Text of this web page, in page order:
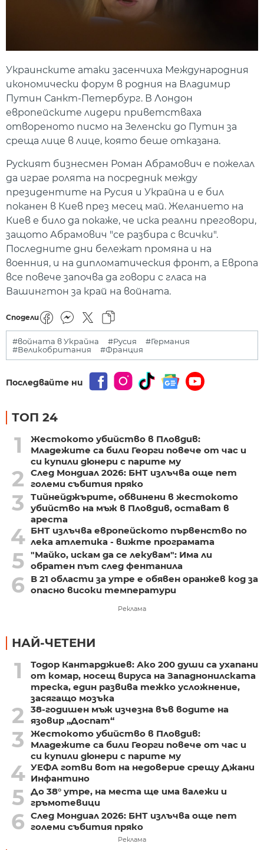
Украинските атаки засенчиха Международния
икономически форум в родния на Владимир
Путин Санкт-Петербург. В Лондон
европейските лидери приветстваха
отвореното писмо на Зеленски до Путин за
среща лице в лице, която беше отказана.
Руският бизнесмен Роман Абрамович е пожелал
да играе ролята на посредник между
президентите на Русия и Украйна и е бил
поканен в Киев през месец май. Желанието на
Киев е било да покаже, че иска реални преговори,
защото Абрамович "се разбира с всички".
Последните дни бележат промяна и на
военния, и на дипломатическия фронт, а Европа
все повече започва да говори с гласа на
Вашингтон за край на войната.
Сподели
#войната в Украйна #Русия
#Германия
#Великобритания
#Франция
Последвайте ни
ТОП 24
1
Жестокото убийство в Пловдив:
Младежите са били Георги повече от час и
си купили дюнери с парите му
2
След Мондиал 2026: БНТ излъчва още пет
големи събития пряко
3
Тийнейджърите, обвинени в жестокото
убийство на мъж в Пловдив, остават в
ареста
4 БНТ излъчва европейското първенство по
лека атлетика - вижте програмата
5 "Майко, искам да се лекувам": Има ли
обратен път след фентанила
6
В 21 области за утре е обявен оранжев код за
опасно високи температури
Реклама
НАЙ-ЧЕТЕНИ
1
Тодор Кантарджиев: Ако 200 души са ухапани
от комар, носещ вируса на Западнонилската
треска, един развива тежко усложнение,
засягащо мозъка
2
38-годишен мъж изчезна във водите на
язовир „Доспат“
3
Жестокото убийство в Пловдив:
Младежите са били Георги повече от час и
си купили дюнери с парите му
4 УЕФА готви вот на недоверие срещу Джани
Инфантино
5 До 38° утре, на места ще има валежи и
гръмотевици
6 След Мондиал 2026: БНТ излъчва още пет
големи събития пряко
Реклама